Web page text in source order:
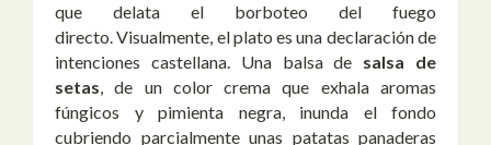
que delata el borboteo del fuego
directo.Visualmente, el plato es una declaración de
intenciones castellana. Una balsa de salsa de
setas, de un color crema que exhala aromas
fúngicos y pimienta negra, inunda el fondo
cubriendo parcialmente unas patatas panaderas